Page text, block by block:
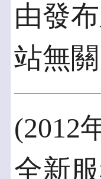
由發
站無關
(2012
全新